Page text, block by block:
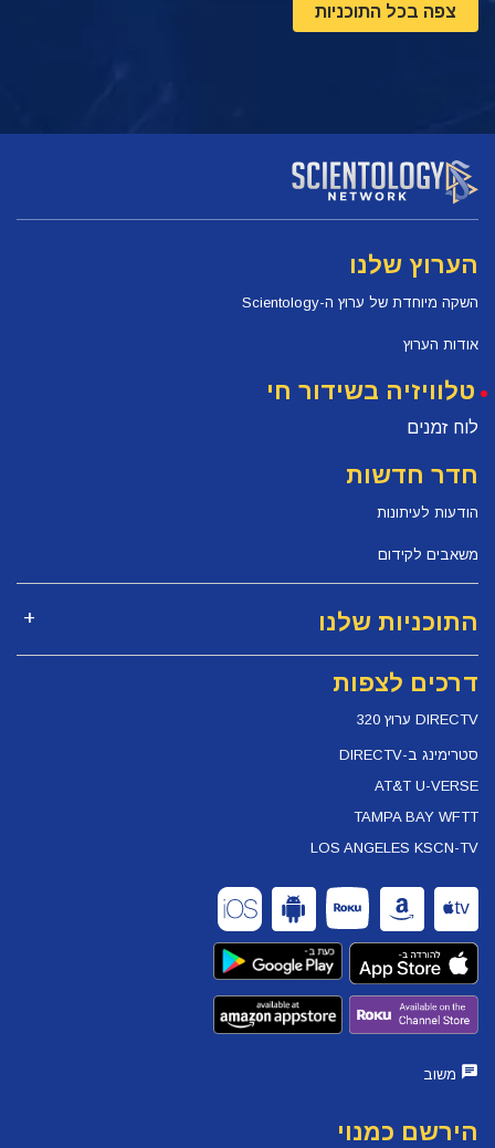
צפה בכל התוכניות
הערוץ שלנו
השקה מיוחדת של ערוץ ה-Scientology
אודות הערוץ
טלוויזיה בשידור חי
לוח זמנים
חדר חדשות
הודעות לעיתונות
משאבים לקידום
התוכניות שלנו
דרכים לצפות
DIRECTV ערוץ 320
סטרימינג ב-DIRECTV
AT&T U-VERSE
TAMPA BAY WFTT
LOS ANGELES KSCN-TV
משוב
הירשם כמנוי